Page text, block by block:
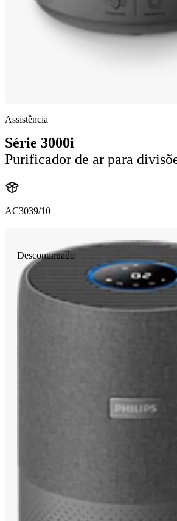
Assistência
Série 3000i
Purificador de ar para
AC3039/10
Descontinuado